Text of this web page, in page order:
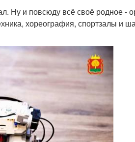
Ну и повсюду всё своё родное -
хореография, спортзалы и